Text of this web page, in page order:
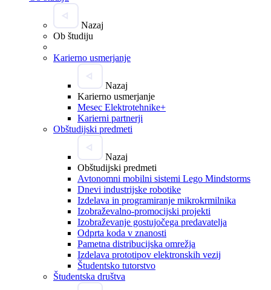
Nazaj
Ob študiju
Karierno usmerjanje
Nazaj
Karierno usmerjanje
Mesec Elektrotehnike+
Karierni partnerji
Obštudijski predmeti
Nazaj
Obštudijski predmeti
Avtonomni mobilni sistemi Lego Mindstorms
Dnevi industrijske robotike
Izdelava in programiranje mikrokrmilnika
Izobraževalno-promocijski projekti
Izobraževanje gostujočega predavatelja
Odprta koda v znanosti
Pametna distribucijska omrežja
Izdelava prototipov elektronskih vezij
Študentsko tutorstvo
Študentska društva